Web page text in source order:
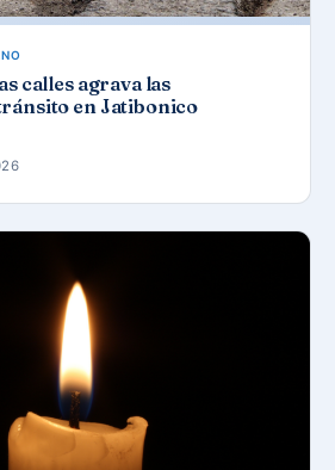
calles agrava las
en Jatibonico